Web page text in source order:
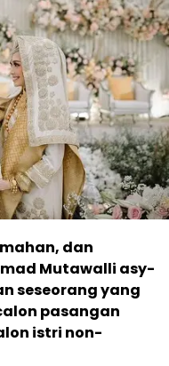
dan
Mutawalli asy-
seseorang yang
pasangan
istri non-